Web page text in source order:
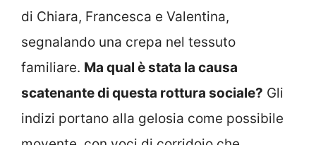
di Chiara, Francesca e Valentina,
segnalando una crepa nel tessuto
familiare. Ma qual è stata la causa
scatenante di questa rottura sociale? Gli
indizi portano alla gelosia come possibile